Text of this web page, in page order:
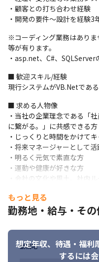
・顧客との打ち合わせ経験
・開発の要件～設計を経験3
※コーディング業務はあり
等が有ります。
・asp.net、C#、SQLServer
■ 歓迎スキル/経験
現行システムがVB.Netであ
■ 求める人物像
・当社の企業理念である「
に繋がる。」に共感できる方
・じっくりと時間をかけて
・将来マネージャーとして
・明るく元気で素直な方
・運動や健康が好きな方
・会社の文化や風土、社内
もっと見る
勤務地・給与・そ
想定年収、待遇・福利
するには
勤務地